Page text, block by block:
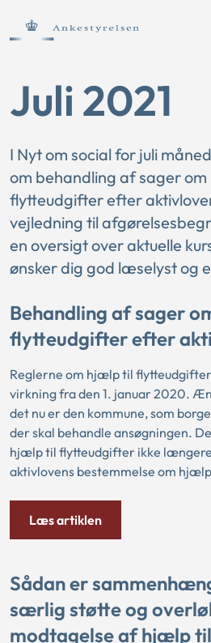
Juli 2021
I Nyt om social for juli
om behandling af sager
flytteudgifter efter
vejledning til
en oversigt over aktuelle
ønsker dig god læselyst og
Behandling af sager
flytteudgifter efter
Reglerne om hjælp til
virkning fra den 1. januar 2020.
det nu er den kommune, som
der skal behandle ansøgningen.
hjælp til flytteudgifter ikke
aktivlovens bestemmelse om
Læs artiklen
Sådan er
særlig støtte og
modtagelse af hjælp